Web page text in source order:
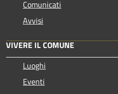
Comunicati
Avvisi
VIVERE IL COMUNE
Luoghi
Eventi